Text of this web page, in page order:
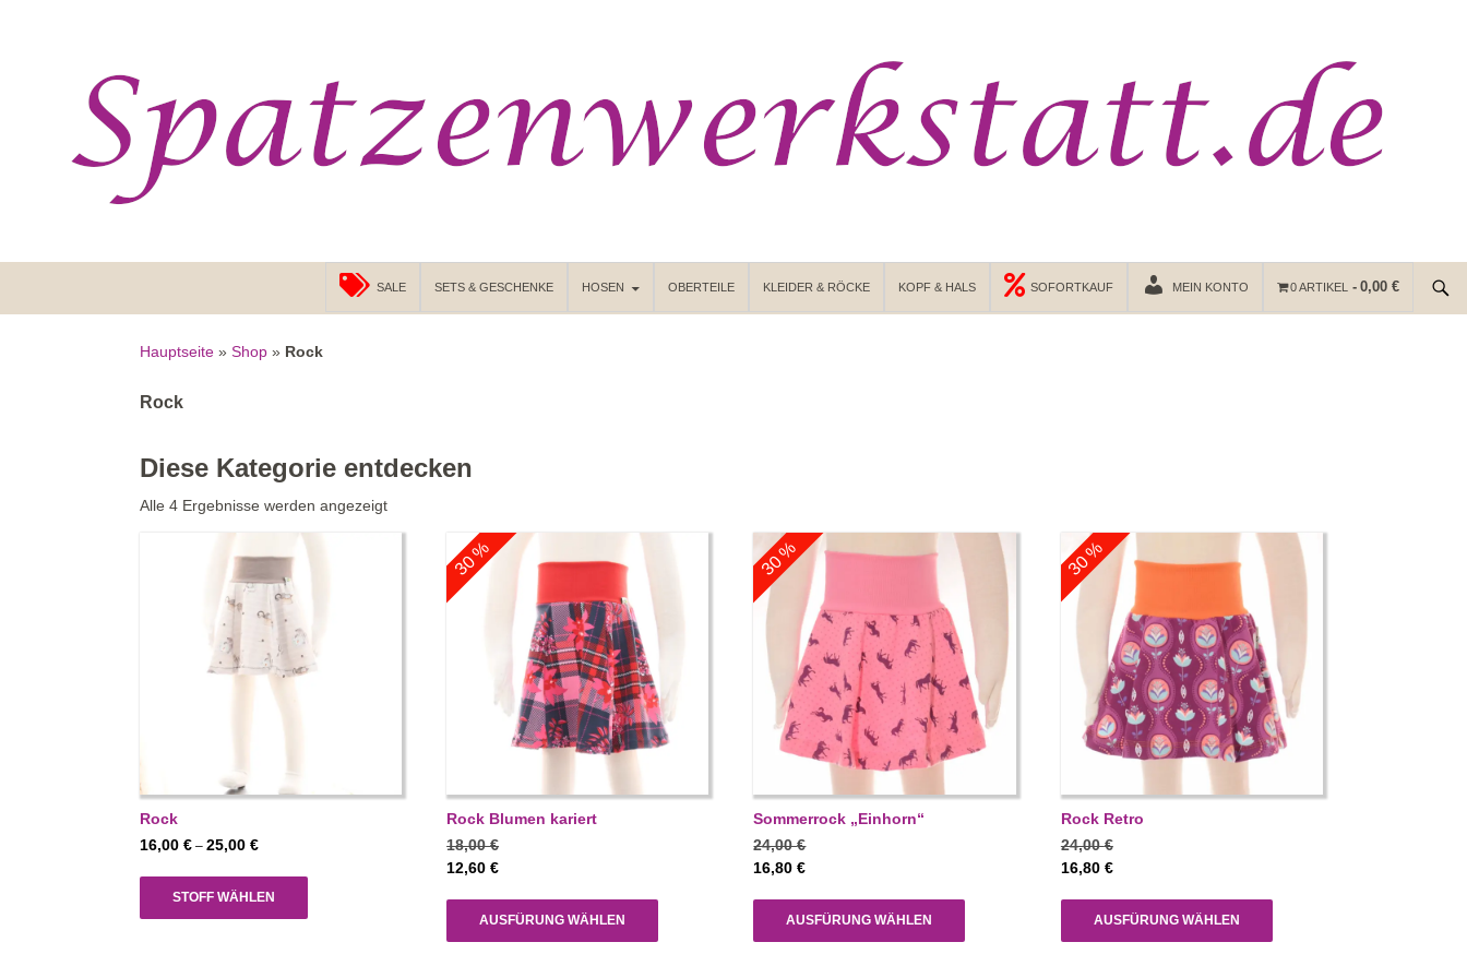
SALE
SETS & GESCHENKE HOSEN OBERTEILE KLEIDER & RÖCKE KOPF & HALS SOFORTKAUF MEIN KONTO 0 ARTIKEL 0,00 €
Hauptseite» Shop» Rock
Rock
Diese Kategorie entdecken
Alle 4 Ergebnisse werden angezeigtNach
Rock
16,00 € – 25,00 €Preisspanne:
25,00 €
STOFF WÄHLEN
30 %
Rock Blumen kariert
18,00€
12,60€
AUSFÜRUNG WÄHLEN
30 %
Sommerrock „Einhorn“
24,00€
16,80€
AUSFÜRUNG WÄHLEN
30 %
Rock Retro
24,00€
16,80 €
AUSFÜRUNG WÄHLEN